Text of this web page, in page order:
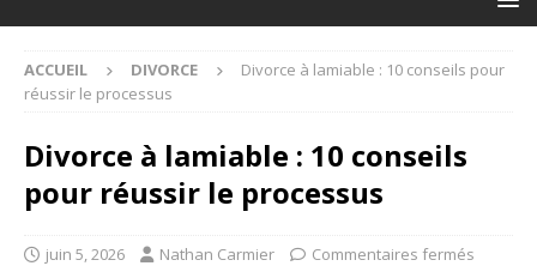
ACCUEIL DIVORCE
Divorce à lamiable : 10 conseils pour
réussir le processus
Divorce à lamiable : 10 conseils
pour réussir le processus
juin 5, 2026 Nathan Carmier Commentaires fermés